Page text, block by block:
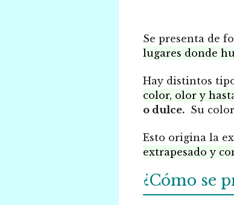
Se presenta de
lugares donde
Hay distintos
color, olor y
o dulce. Su
Esto origina la
extrapesado y
¿Cómo se